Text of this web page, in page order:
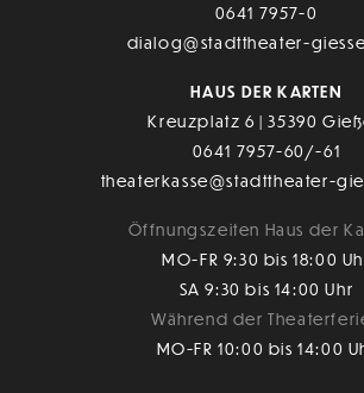
0641 7957-0
dialog@stadttheater-
HAUS DER KARTEN
Kreuzplatz 6 | 35390
0641 7957-60/-61
theaterkasse@stadttheater-
Öffnungszeiten Haus der
MO-FR 9:30 bis 18:00
SA 9:30 bis 14:00 Uhr
Während der
MO-FR 10:00 bis 14:00